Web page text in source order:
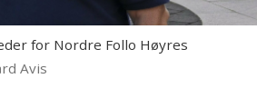
for Nordre Follo Høyres
Avis